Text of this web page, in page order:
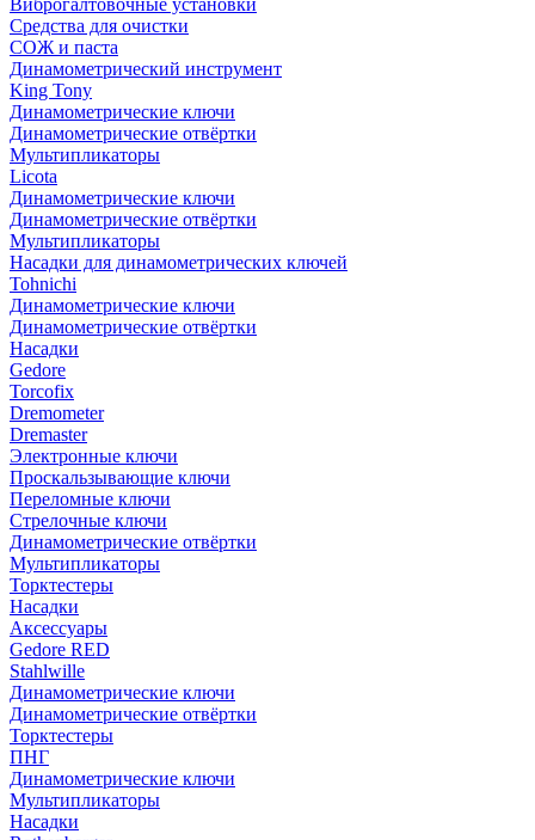
Виброгалтовочные установки
Средства для очистки
СОЖ и паста
Динамометрический инструмент
King Tony
Динамометрические ключи
Динамометрические отвёртки
Мультипликаторы
Licota
Динамометрические ключи
Динамометрические отвёртки
Мультипликаторы
Насадки для динамометрических ключей
Tohnichi
Динамометрические ключи
Динамометрические отвёртки
Насадки
Gedore
Torcofix
Dremometer
Dremaster
Электронные ключи
Проскальзывающие ключи
Переломные ключи
Стрелочные ключи
Динамометрические отвёртки
Мультипликаторы
Торктестеры
Насадки
Аксессуары
Gedore RED
Stahlwille
Динамометрические ключи
Динамометрические отвёртки
Торктестеры
ПНГ
Динамометрические ключи
Мультипликаторы
Насадки